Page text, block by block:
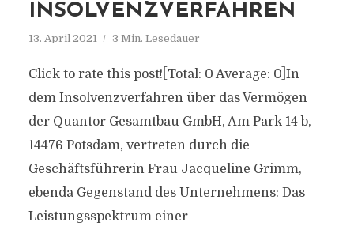
INSOLVENZVERFAHREN
13. April 2021 3 Min. Lesedauer
Click to rate this post![Total: 0 Average: 0]In
dem Insolvenzverfahren über das Vermögen
der Quantor Gesamtbau GmbH, Am Park 14 b,
14476 Potsdam, vertreten durch die
Geschäftsführerin Frau Jacqueline Grimm,
ebenda Gegenstand des Unternehmens: Das
Leistungsspektrum einer